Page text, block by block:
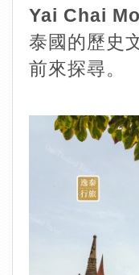
Yai Chai
泰國的歷史
前來探尋。